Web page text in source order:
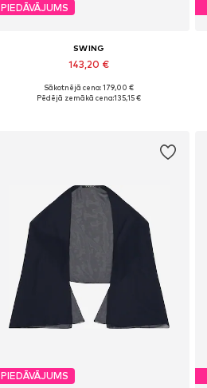
PIEDĀVĀJUMS
SWING
143,20 €
Pieejamie izmēri: 34, 36, 38, 40, 42, 44
Sākotnējā cena: 179,00 €
Pēdējā zemākā cena:135,15 €
PIEDĀVĀJUMS